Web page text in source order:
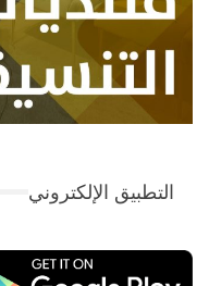
التطبيق الإلكتروني